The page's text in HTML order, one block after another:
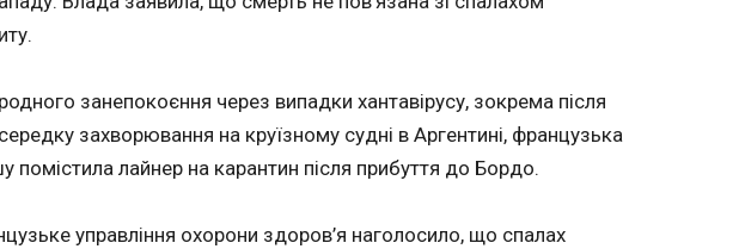
Президент Порту Андре
португальський клуб.
Чутки з’явилися у зв’язку з
тим, що це літо принесе
польському форварду
вільним агентом. І інтерес
черговим порушенням повітряного
зв’язку з порушенням повітряного
травня метеозондами.
занепокоєння через випадки хантавірусу, зокрема після
захворювання на круїзному судні в Аргентині, французька
помістила лайнер на карантин після прибуття до Бордо.
управління охорони здоров’я наголосило, що спалах